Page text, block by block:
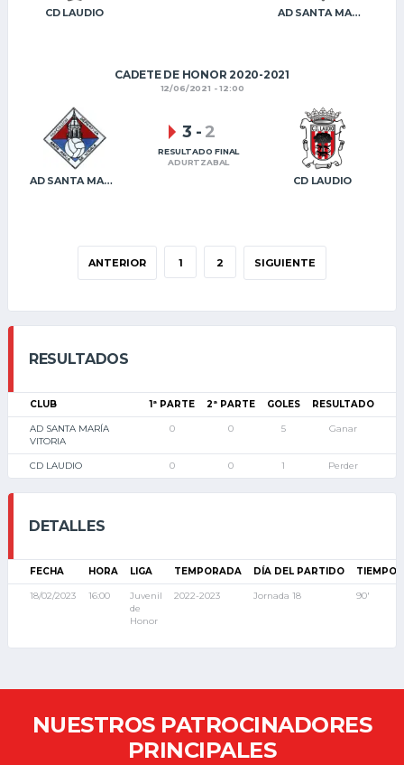
CD LAUDIO AD SANTA MARÍA VITORIA
CADETE DE HONOR 2020-2021
12/06/2021 - 12:00
AD SANTA MARÍA VITORIA CD LAUDIO
3 - 2
RESULTADO FINAL
ADURTZABAL
ANTERIOR 1 2 SIGUIENTE
RESULTADOS
CLUB 1ª PARTE 2ª PARTE GOLES RESULTADO
AD SANTA MARÍA
VITORIA
0 0 5 Ganar
CD LAUDIO 0 0 1 Perder
DETALLES
FECHA HORA LIGA TEMPORADA DÍA DEL PARTIDO TIEMPO
18/02/2023 16:00
Juvenil
de
Honor
2022-2023 Jornada 18 90'
NUESTROS PATROCINADORES
PRINCIPALES